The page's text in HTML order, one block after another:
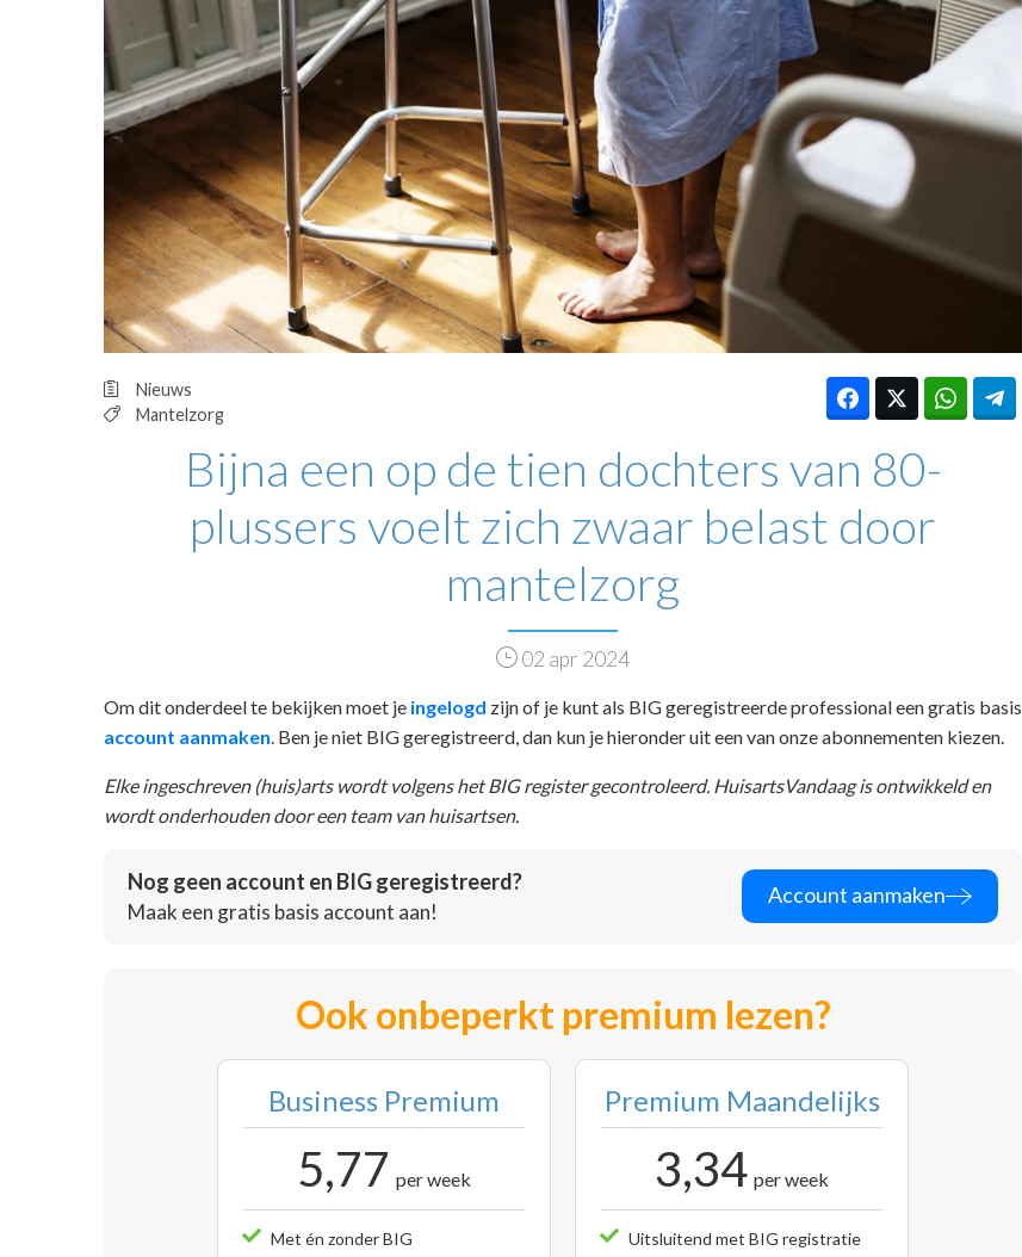
OPINIE
HUISARTSENPOST
PRAKTIJKZAKEN
TARIEVEN
VPHUISARTSEN
MEDISCHE VAKHANDEL
INLOGGEN
REGISTRATIE
Nieuws
Mantelzorg
Bijna een op de tien dochters van 80-
plussers voelt zich zwaar belast door
mantelzorg
02 apr 2024
Om dit onderdeel te bekijken moet je ingelogd zijn of je kunt als BIG geregistreerde professional een gratis basis
account aanmaken . Ben je niet BIG geregistreerd, dan kun je hieronder uit een van onze abonnementen kiezen.
Elke ingeschreven (huis)arts wordt volgens het BIG register gecontroleerd. HuisartsVandaag is ontwikkeld en
wordt onderhouden door een team van huisartsen.
Nog geen account en BIG geregistreerd?
Maak een gratis basis account aan!
Account aanmaken
Ook onbeperkt premium lezen?
Business Premium
5,77 per week
Met én zonder BIG
Premium Maandelijks
3,34 per week
Uitsluitend met BIG registratie